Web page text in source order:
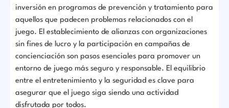
inversión en programas de prevención y tratamiento para
aquellos que padecen problemas relacionados con el
juego. El establecimiento de alianzas con organizaciones
sin fines de lucro y la participación en campañas de
concienciación son pasos esenciales para promover un
entorno de juego más seguro y responsable. El equilibrio
entre el entretenimiento y la seguridad es clave para
asegurar que el juego siga siendo una actividad
disfrutada por todos.